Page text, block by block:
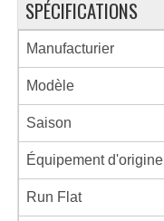
SPÉCIFICATIONS
Manufacturier
Modèle
Saison
Équipement
Run Flat